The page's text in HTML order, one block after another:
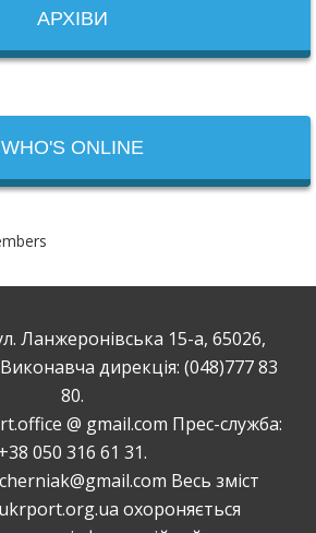
АРХІВИ
WHO'S ONLINE
Ланжеронівська 15-а, 65026,
дирекція: (048)777 83
80.
@ gmail.com Прес-служба:
+38 050 316 61 31.
Весь зміст
охороняється